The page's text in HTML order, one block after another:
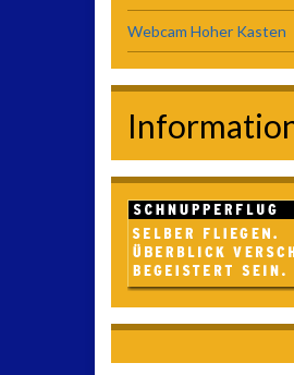
Webcam Hoher Kasten